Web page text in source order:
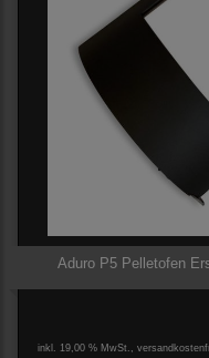
Aduro P5 Pelletofen
inkl. 19,00 % MwSt.,